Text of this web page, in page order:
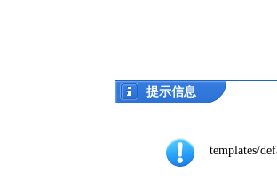
提示信息
templates/